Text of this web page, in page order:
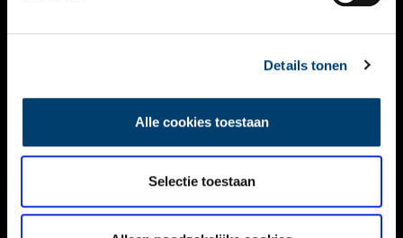
Details tonen
Alle cookies toestaan
Selectie toestaan
KALENDER
ACTIVITEITEN